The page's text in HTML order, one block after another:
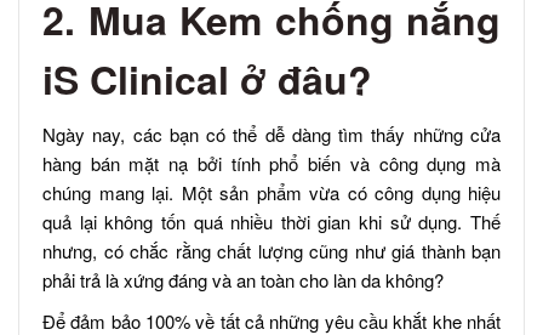
2. Mua Kem chống nắng
iS Clinical ở đâu?
Ngày nay, các bạn có thể dễ dàng tìm thấy những cửa
hàng bán mặt nạ bởi tính phổ biến và công dụng mà
chúng mang lại. Một sản phẩm vừa có công dụng hiệu
quả lại không tốn quá nhiều thời gian khi sử dụng. Thế
nhưng, có chắc rằng chất lượng cũng như giá thành bạn
phải trả là xứng đáng và an toàn cho làn da không?
Để đảm bảo 100% về tất cả những yêu cầu khắt khe nhất